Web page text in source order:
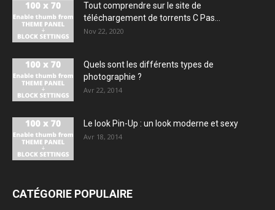
Tout comprendre sur le site de
téléchargement de torrents C Pas...
Nov 22, 2020
Quels sont les différents types de
photographie ?
Avr 22, 2014
Le look Pin-Up : un look moderne et sexy
Avr 18, 2014
CATÉGORIE POPULAIRE